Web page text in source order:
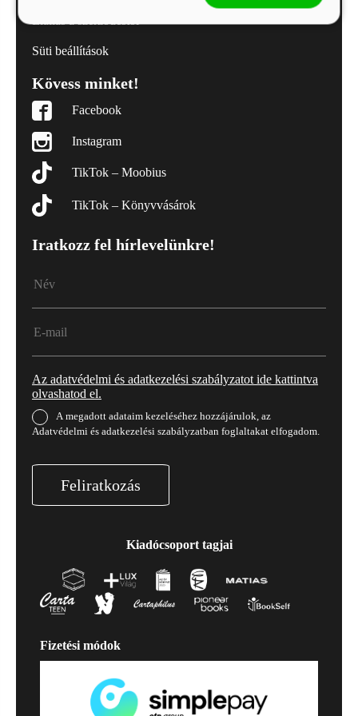
Süti beállítások
Kövess minket!
Facebook
Instagram
TikTok – Moobius
TikTok – Könyvvásárok
Iratkozz fel hírlevelünkre!
Az adatvédelmi és adatkezelési szabályzatot ide kattintva
olvashatod el.
A megadott adataim kezeléséhez hozzájárulok, az
Adatvédelmi és adatkezelési szabályzatban foglaltakat elfogadom.
Feliratkozás
Kiadócsoport tagjai
Fizetési módok